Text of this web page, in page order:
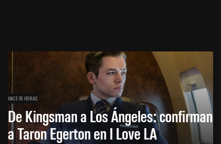
HACE 18 HORAS
De Kingsman a Los Ángeles: confirman
a Taron Egerton en I Love LA